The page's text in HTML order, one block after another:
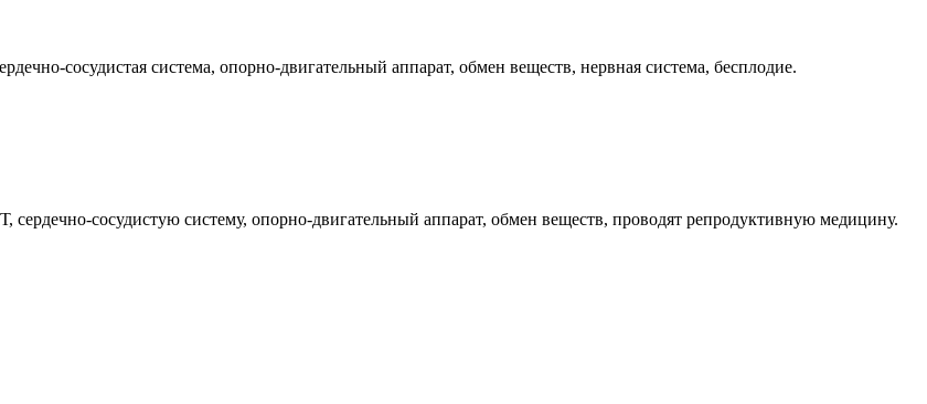
сосудистая система, опорно-двигательный аппарат, обмен веществ, нервная система, бесплодие.
сосудистую систему, опорно-двигательный аппарат, обмен веществ, проводят репродуктивную медицину.